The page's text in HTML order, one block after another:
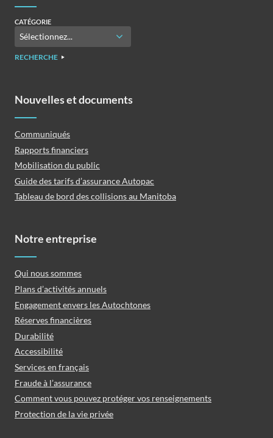
CATÉGORIE
RECHERCHE
Nouvelles et documents
Communiqués
Rapports financiers
Mobilisation du public
Guide des tarifs d’assurance Autopac
Tableau de bord des collisions au Manitoba
Notre entreprise
Qui nous sommes
Plans d’activités annuels
Engagement envers les Autochtones
Réserves financières
Durabilité
Accessibilité
Services en français
Fraude à l’assurance
Comment vous pouvez protéger vos renseignements
Protection de la vie privée